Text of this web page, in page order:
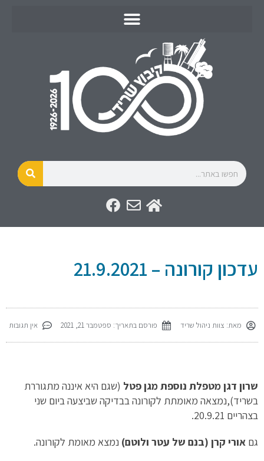
עדכון קורונה – 21.9.2021
מאת: צוות ניהול שריד פורסם בתאריך: ספטמבר 21, 2021 אין תגובות
שרון דגן מטפלת נוספת מגן פטל (שגם היא איננה מתגוררת
בשריד),נמצאה מאומתת לקורונה בבדיקה שביצעה ביום שני
בצהריים 20.9.21.
גם אורי קרן (בנם של עטר ולוטם) נמצא מאומת לקורונה.